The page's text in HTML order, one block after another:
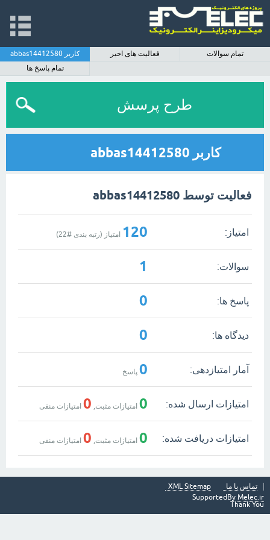
کاربر abbas14412580 فعالیت های اخیر
تمام سوالات
تمام پاسخ ها
طرح پرسش
کاربر abbas14412580
فعالیت توسط abbas14412580
امتیاز: 120 امتیاز (رتبه بندی #22
)
سوالات: 1
پاسخ ها: 0
دیدگاه ها: 0
آمار امتیازدهی: 0 پاسخ
امتیازات ارسال شده: 0 امتیازات مثبت, 0 امتیازات منفی
امتیازات دریافت شده: 0 امتیازات مثبت, 0 امتیازات منفی
تماس با ما
XML Sitemap
SupportedBy Melec.ir
Thank You